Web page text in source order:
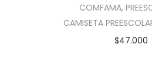
COMFAMA,
CAMISETA
$47.000